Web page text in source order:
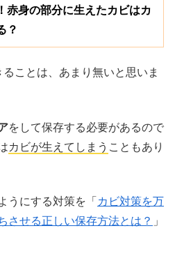
赤身の部分に生えたカビはカ
？
ことは、あまり無いと思いま
をして保存する必要があるので
カビが生えてしまう こともあり
うにする対策を「 カビ対策を万
させる正しい保存方法とは？ 」